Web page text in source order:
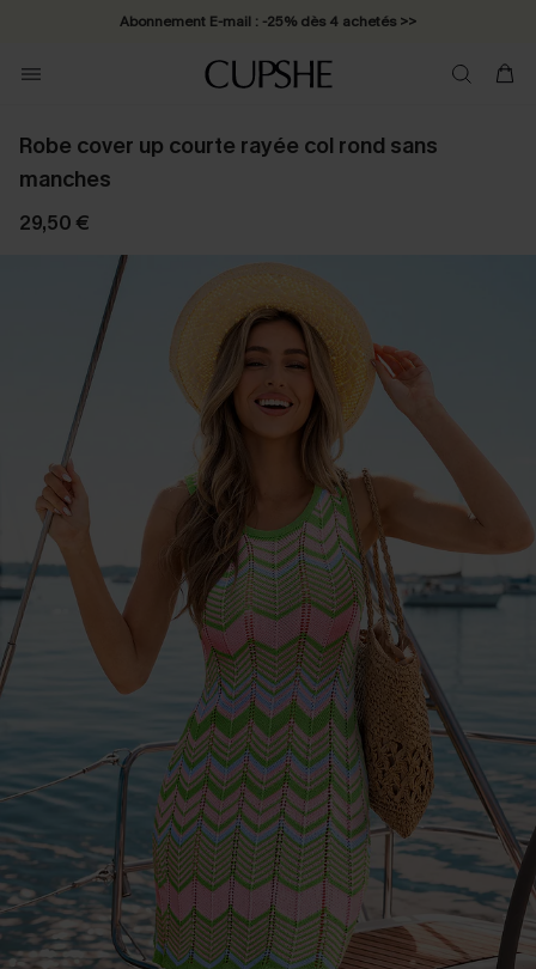
Abonnement E-mail : -25% dès 4 achetés >>
Robe cover up courte rayée col rond sans
manches
29,50 €